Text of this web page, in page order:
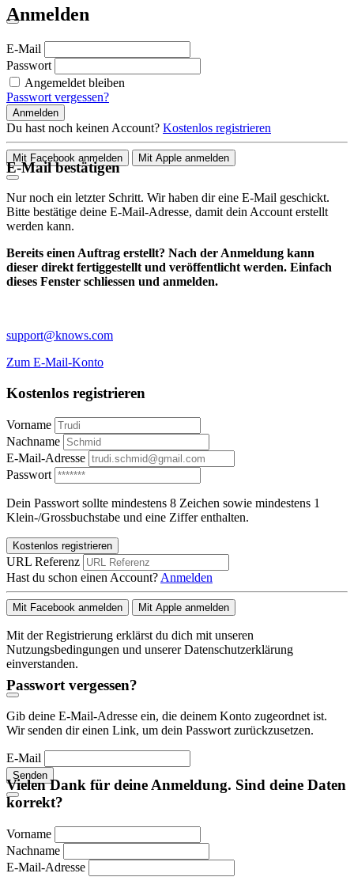
Anmelden
E-Mail
Passwort
Angemeldet bleiben
Passwort vergessen?
Anmelden
Du hast noch keinen Account? Kostenlos registrieren
Mit Facebook anmelden Mit Apple anmelden
E-Mail bestätigen
Nur noch ein letzter Schritt. Wir haben dir eine E-Mail geschickt.
Bitte bestätige deine E-Mail-Adresse, damit dein Account erstellt
werden kann.
Bereits einen Auftrag erstellt? Nach der Anmeldung kann
dieser direkt fertiggestellt und veröffentlicht werden. Einfach
dieses Fenster schliessen und anmelden.
support@knows.com
Zum E-Mail-Konto
Kostenlos registrieren
Vorname
Nachname
E-Mail-Adresse
Passwort
Dein Passwort sollte mindestens 8 Zeichen sowie mindestens 1
Klein-/Grossbuchstabe und eine Ziffer enthalten.
Kostenlos registrieren
URL Referenz
Hast du schon einen Account? Anmelden
Mit Facebook anmelden Mit Apple anmelden
Mit der Registrierung erklärst du dich mit unseren
Nutzungsbedingungen und unserer Datenschutzerklärung
einverstanden.
Passwort vergessen?
Gib deine E-Mail-Adresse ein, die deinem Konto zugeordnet ist.
Wir senden dir einen Link, um dein Passwort zurückzusetzen.
E-Mail
Senden
Vielen Dank für deine Anmeldung. Sind deine Daten
korrekt?
Vorname
Nachname
E-Mail-Adresse